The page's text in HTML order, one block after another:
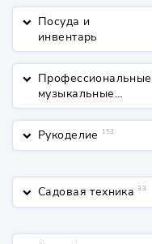
keyboard_arrow_down Посуда и
инвентарь
keyboard_arrow_down Профессиональные
музыкальные
инструменты
keyboard_arrow_down Рукоделие 153
keyboard_arrow_down Садовая техника 33